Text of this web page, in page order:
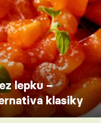
lepku –
klasiky